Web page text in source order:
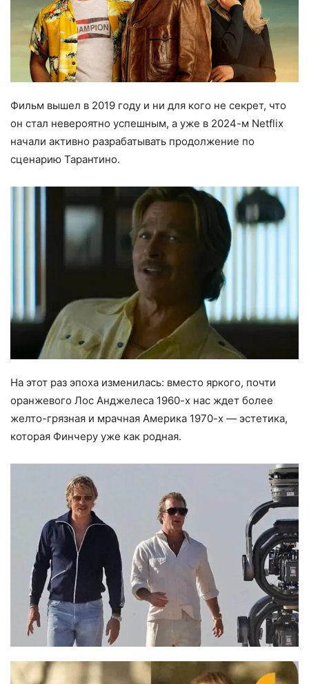
Фильм вышел в 2019 году и ни для кого не секрет, что
он стал невероятно успешным, а уже в 2024-м Netflix
начали активно разрабатывать продолжение по
сценарию Тарантино.
На этот раз эпоха изменилась: вместо яркого, почти
оранжевого Лос Анджелеса 1960-х нас ждет более
желто-грязная и мрачная Америка 1970-х — эстетика,
которая Финчеру уже как родная.